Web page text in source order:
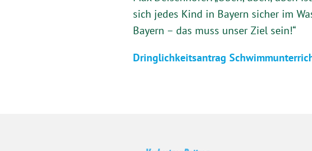
sich jedes Kind in Bayern sicher im
Bayern – das muss unser Ziel sein!“
Dringlichkeitsantrag